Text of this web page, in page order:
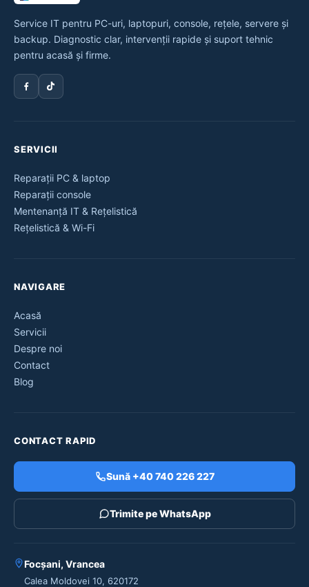
Service IT pentru PC-uri, laptopuri, console, rețele, servere și
backup. Diagnostic clar, intervenții rapide și suport tehnic
pentru acasă și firme.
SERVICII
Reparații PC & laptop
Reparații console
Mentenanță IT & Rețelistică
Rețelistică & Wi-Fi
NAVIGARE
Acasă
Servicii
Despre noi
Contact
Blog
CONTACT RAPID
Sună +40 740 226 227
Trimite pe WhatsApp
Focșani, Vrancea
Calea Moldovei 10, 620172